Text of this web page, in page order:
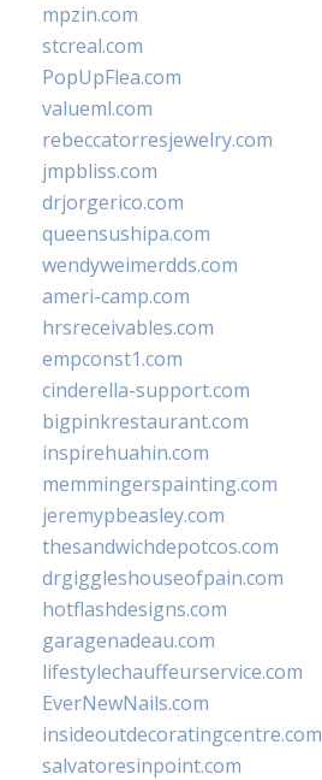
mpzin.com
stcreal.com
PopUpFlea.com
valueml.com
rebeccatorresjewelry.com
jmpbliss.com
drjorgerico.com
queensushipa.com
wendyweimerdds.com
ameri-camp.com
hrsreceivables.com
empconst1.com
cinderella-support.com
bigpinkrestaurant.com
inspirehuahin.com
memmingerspainting.com
jeremypbeasley.com
thesandwichdepotcos.com
drgiggleshouseofpain.com
hotflashdesigns.com
garagenadeau.com
lifestylechauffeurservice.com
EverNewNails.com
insideoutdecoratingcentre.com
salvatoresinpoint.com